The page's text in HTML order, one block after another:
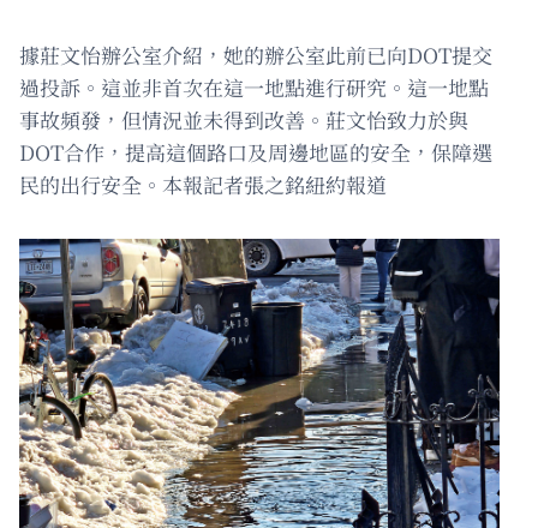
據莊文怡辦公室介紹，她的辦公室此前已向DOT提交
過投訴。這並非首次在這一地點進行研究。這一地點
事故頻發，但情況並未得到改善。莊文怡致力於與
DOT合作，提高這個路口及周邊地區的安全，保障選
民的出行安全。本報記者張之銘紐約報道